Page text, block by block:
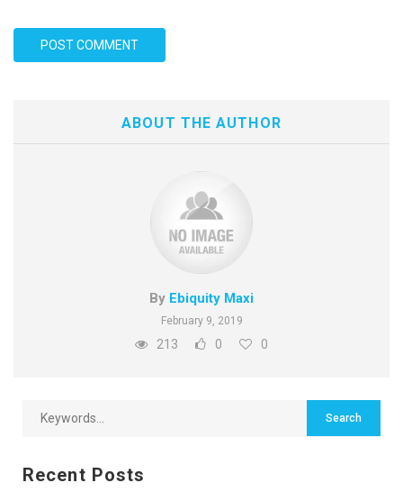
ABOUT THE AUTHOR
By Ebiquity Maxi
February 9, 2019
213 0 0
Recent Posts